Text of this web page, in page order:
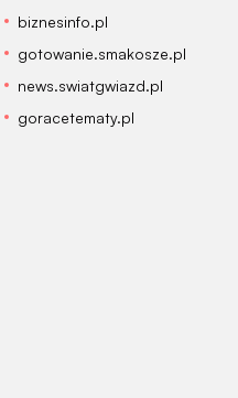
biznesinfo.pl
gotowanie.smakosze.pl
news.swiatgwiazd.pl
goracetematy.pl